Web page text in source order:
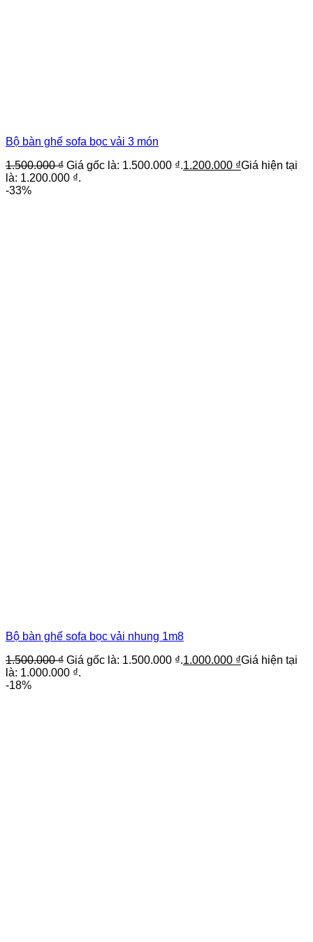
Bộ bàn ghế sofa bọc vải 3 món
1.500.000₫ Giá gốc là: 1.500.000 ₫.1.200.000 ₫Giá hiện tại
là: 1.200.000 ₫.
-33%
Bộ bàn ghế sofa bọc vải nhung 1m8
1.500.000₫ Giá gốc là: 1.500.000 ₫.1.000.000 ₫Giá hiện tại
là: 1.000.000 ₫.
-18%